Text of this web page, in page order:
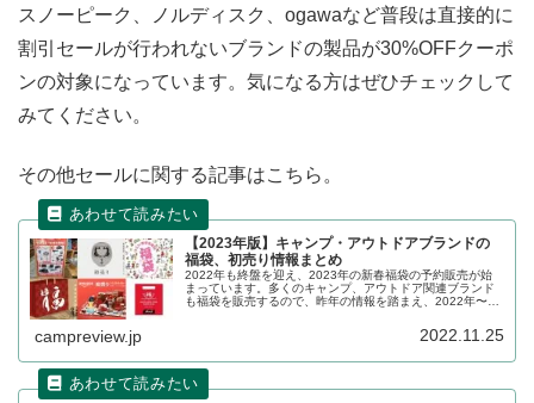
スノーピーク、ノルディスク、ogawaなど普段は直接的に
割引セールが行われないブランドの製品が30%OFFクーポ
ンの対象になっています。気になる方はぜひチェックして
みてください。
その他セールに関する記事はこちら。
【2023年版】キャンプ・アウトドアブランドの
福袋、初売り情報まとめ
2022年も終盤を迎え、2023年の新春福袋の予約販売が始
まっています。多くのキャンプ、アウトドア関連ブランド
も福袋を販売するので、昨年の情報を踏まえ、2022年〜
campreview.jp 2022.11.25